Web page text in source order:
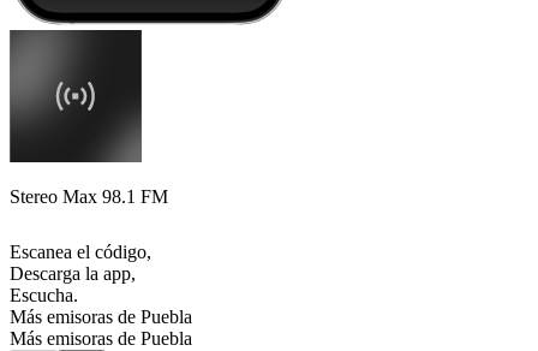
Stereo Max 98.1 FM
Escanea el código,
Descarga la app,
Escucha.
Más emisoras de Puebla
Más emisoras de Puebla